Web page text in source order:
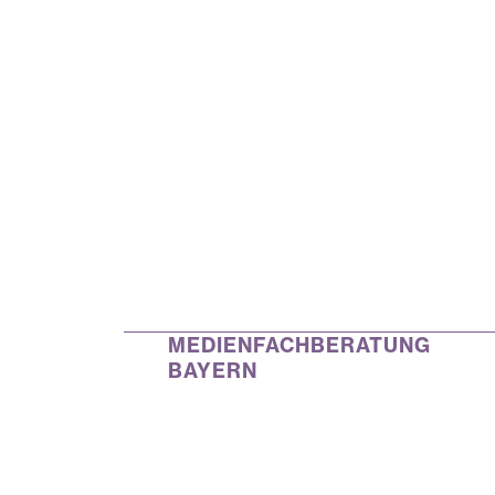
MEDIENFACHBERATUNG
BAYERN